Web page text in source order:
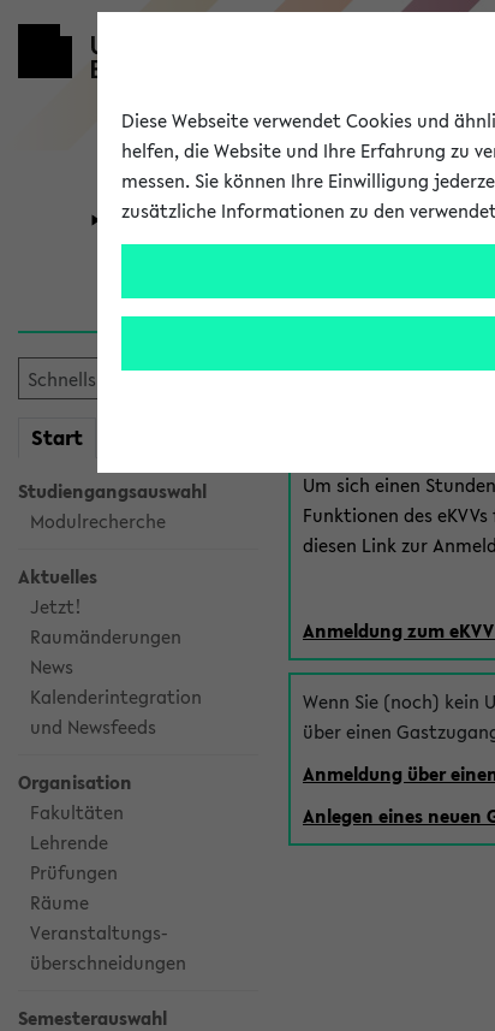
Universität Forschung
Start
Studiengangsauswahl
Modulrecherche
Aktuelles
Jetzt!
Raumänderungen
News
Kalenderintegration
und Newsfeeds
Organisation
Fakultäten
Lehrende
Prüfungen
Räume
Veranstaltungs-
überschneidungen
Semesterauswahl
Es gibt mehrere
Um sich einen
Funktionen des
diesen Link zur
Anmeldung zum
Wenn Sie (noch) kein
über einen
Anmeldung über
Anlegen eines neuen
Diese Webseite verwendet Cookies und
helfen, die Website und Ihre Erfahrung zu
messen. Sie können Ihre Einwilligung
zusätzliche Informationen zu den